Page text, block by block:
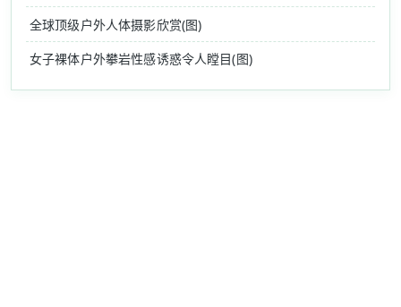
全球顶级户外人体摄影欣赏(图)
女子裸体户外攀岩性感诱惑令人瞠目(图)